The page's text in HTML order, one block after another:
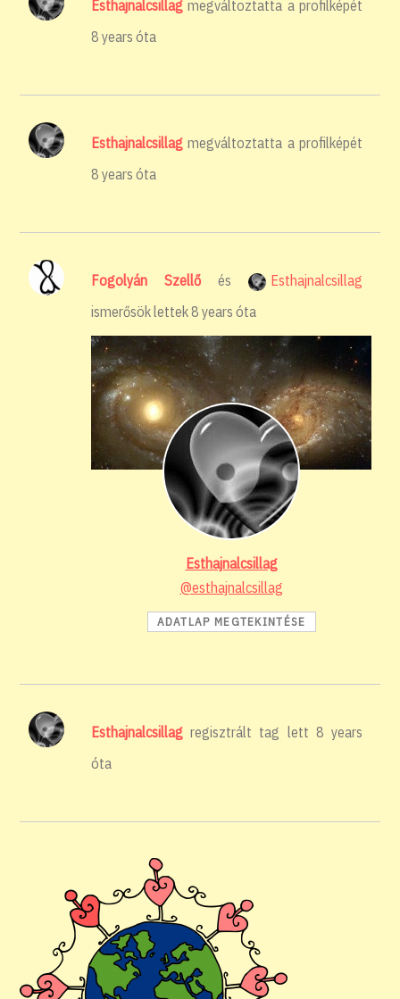
Esthajnalcsillag megváltoztatta a profilképét
8 years óta
Esthajnalcsillag megváltoztatta a profilképét
8 years óta
Fogolyán Szellőés
Esthajnalcsillag
ismerősök lettek8 years óta
Esthajnalcsillag
@esthajnalcsillag
ADATLAP MEGTEKINTÉSE
Esthajnalcsillag regisztrált tag lett 8 years
óta